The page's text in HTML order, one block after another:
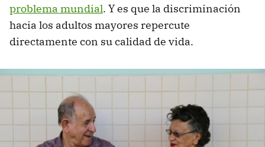
problema mundial. Y es que la discriminación
hacia los adultos mayores repercute
directamente con su calidad de vida.